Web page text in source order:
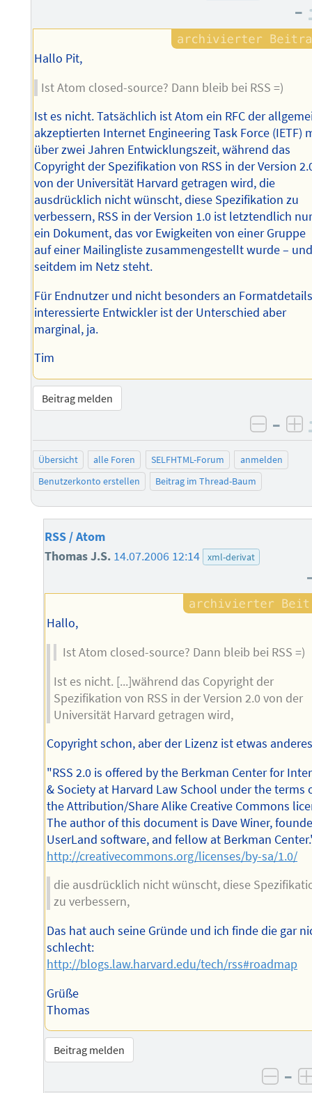
–
Hallo Pit,
Ist Atom closed-source? Dann bleib bei RSS =)
Ist es nicht. Tatsächlich ist Atom ein RFC der
akzeptierten Internet Engineering Task Force (IETF)
über zwei Jahren Entwicklungszeit, während das
Copyright der Spezifikation von RSS in der Version
von der Universität Harvard getragen wird, die
ausdrücklich nicht wünscht, diese Spezifikation zu
verbessern, RSS in der Version 1.0 ist letztendlich
ein Dokument, das vor Ewigkeiten von einer Gruppe
auf einer Mailingliste zusammengestellt wurde –
seitdem im Netz steht.
Für Endnutzer und nicht besonders an
interessierte Entwickler ist der Unterschied aber
marginal, ja.
Tim
Beitrag melden
–
Übersicht alle Foren SELFHTML-Forum
anmelden
Benutzerkonto erstellen
Beitrag im Thread-Baum
RSS / Atom
Thomas J.S. 14.07.2006 12:14 xml-derivat
Hallo,
Ist Atom closed-source? Dann bleib bei RSS =)
Ist es nicht. [...]während das Copyright der
Spezifikation von RSS in der Version 2.0 von der
Universität Harvard getragen wird,
Copyright schon, aber der Lizenz ist etwas
"RSS 2.0 is offered by the Berkman Center for
& Society at Harvard Law School under the terms
the Attribution/Share Alike Creative Commons
The author of this document is Dave Winer,
UserLand software, and fellow at Berkman
http://creativecommons.org/licenses/by-sa/1.0/
die ausdrücklich nicht wünscht, diese
zu verbessern,
Das hat auch seine Gründe und ich finde die gar
schlecht:
http://blogs.law.harvard.edu/tech/rss#roadmap
Grüße
Thomas
Beitrag melden
–